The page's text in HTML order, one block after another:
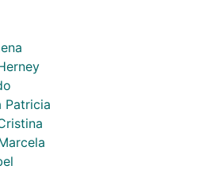
Patricia